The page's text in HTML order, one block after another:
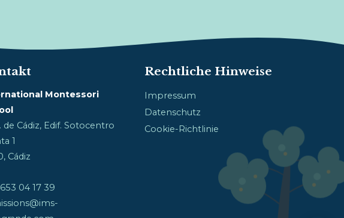
Montessori
de Cádiz, Edif. Sotocentro
1
Cádiz
04 17 39
Rechtliche Hinweise
Impressum
Datenschutz
Cookie-Richtlinie